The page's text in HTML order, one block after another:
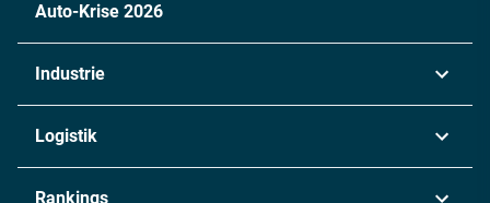
Auto-Krise 2026
Industrie
Logistik
Rankings